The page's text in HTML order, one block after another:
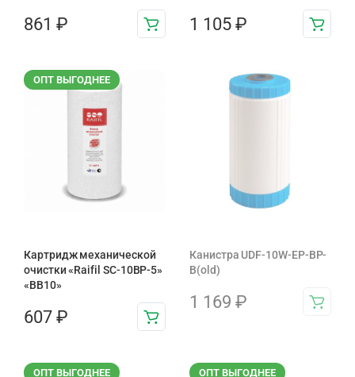
861 ₽ 1 105 ₽
ОПТ ВЫГОДНЕЕ
Картридж механической
очистки «Raifil SC-10BP-5»
«BB10»
607 ₽
Канистра UDF-10W-EP-BP-
B(old)
1 169 ₽
ОПТ ВЫГОДНЕЕ ОПТ ВЫГОДНЕЕ